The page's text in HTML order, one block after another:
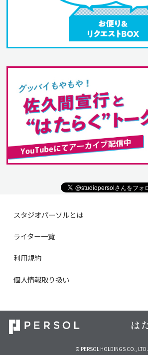
スタジオパーソルとは
ライター一覧
利用規約
個人情報取り扱い
© PERSOL HOLDINGS CO., LTD.